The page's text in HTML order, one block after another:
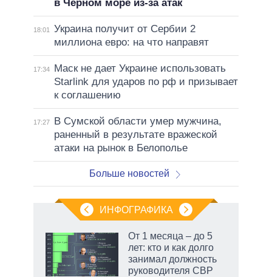
в Черном море из-за атак
18:01
Украина получит от Сербии 2
миллиона евро: на что направят
17:34
Маск не дает Украине использовать
Starlink для ударов по рф и призывает
к соглашению
17:27
В Сумской области умер мужчина,
раненный в результате вражеской
атаки на рынок в Белополье
Больше новостей
ИНФОГРАФИКА
От 1 месяца – до 5
лет: кто и как долго
занимал должность
руководителя СВР